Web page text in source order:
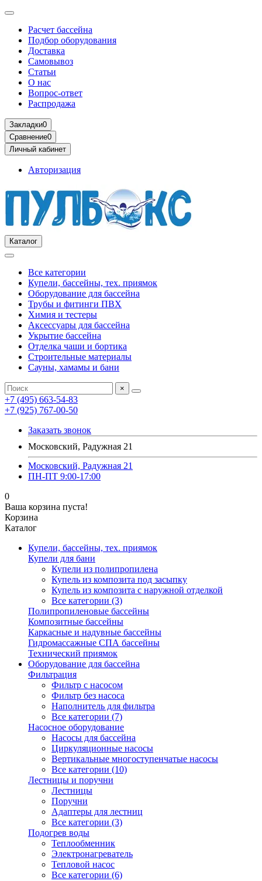
Расчет бассейна
Подбор оборудования
Доставка
Самовывоз
Статьи
О нас
Вопрос-ответ
Распродажа
Закладки0
Сравнение0
Личный кабинет
Авторизация
Каталог
Все категории
Купели, бассейны, тех. приямок
Оборудование для бассейна
Трубы и фитинги ПВХ
Химия и тестеры
Аксессуары для бассейна
Укрытие бассейна
Отделка чаши и бортика
Строительные материалы
Сауны, хамамы и бани
×
+7 (495) 663-54-83
+7 (925) 767-00-50
Заказать звонок
Московский, Радужная 21
Московский, Радужная 21
ПН-ПТ 9:00-17:00
0
Ваша корзина пуста!
Корзина
Каталог
Купели, бассейны, тех. приямок
Купели для бани
Купели из полипропилена
Купель из композита под засыпку
Купель из композита с наружной отделкой
Все категории (3)
Полипропиленовые бассейны
Композитные бассейны
Каркасные и надувные бассейны
Гидромассажные СПА бассейны
Технический приямок
Оборудование для бассейна
Фильтрация
Фильтр с насосом
Фильтр без насоса
Наполнитель для фильтра
Все категории (7)
Насосное оборудование
Насосы для бассейна
Циркуляционные насосы
Вертикальные многоступенчатые насосы
Все категории (10)
Лестницы и поручни
Лестницы
Поручни
Адаптеры для лестниц
Все категории (3)
Подогрев воды
Теплообменник
Электронагреватель
Тепловой насос
Все категории (6)